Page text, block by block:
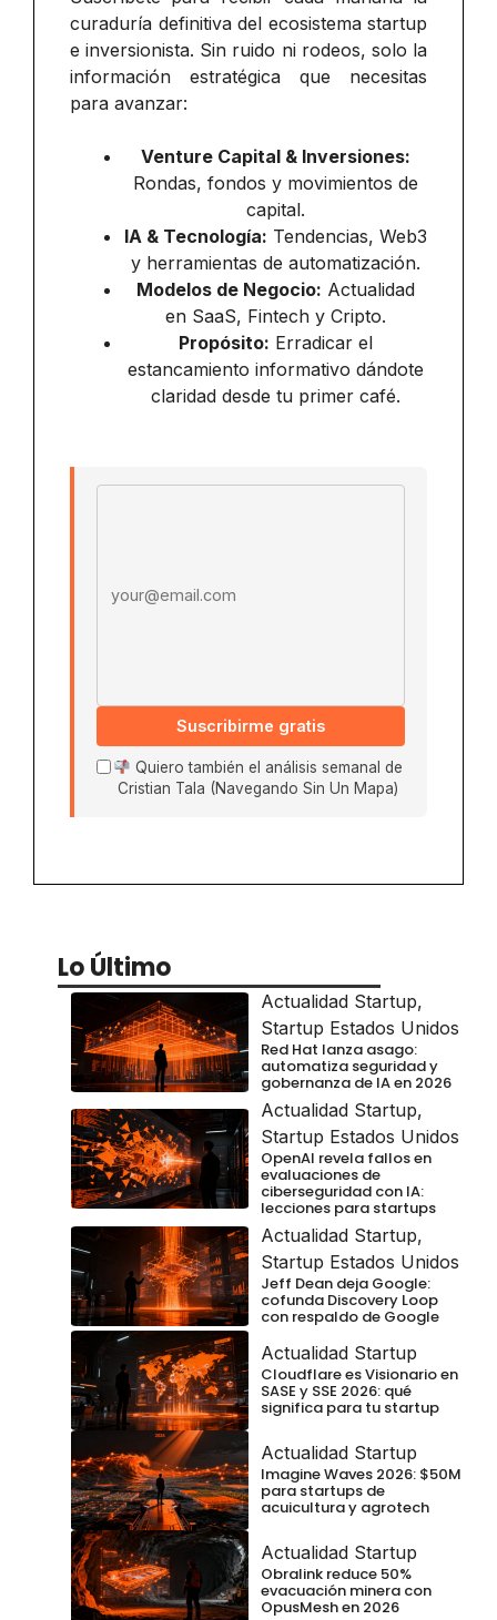
curaduría definitiva del ecosistema startup
e inversionista. Sin ruido ni rodeos, solo la
información estratégica que necesitas
para avanzar:
Venture Capital & Inversiones:
Rondas, fondos y movimientos de
capital.
IA & Tecnología: Tendencias, Web3
y herramientas de automatización.
Modelos de Negocio: Actualidad
en SaaS, Fintech y Cripto.
Propósito: Erradicar el
estancamiento informativo dándote
claridad desde tu primer café.
Suscribirme gratis
Quiero también el análisis semanal de
Cristian Tala (Navegando Sin Un Mapa)
Lo Último
Actualidad Startup,
Startup Estados Unidos
Red Hat lanza asago:
automatiza seguridad y
gobernanza de IA en 2026
Actualidad Startup,
Startup Estados Unidos
OpenAI revela fallos en
evaluaciones de
ciberseguridad con IA:
lecciones para startups
Actualidad Startup,
Startup Estados Unidos
Jeff Dean deja Google:
cofunda Discovery Loop
con respaldo de Google
Actualidad Startup
Cloudflare es Visionario en
SASE y SSE 2026: qué
significa para tu startup
Actualidad Startup
Imagine Waves 2026: $50M
para startups de
acuicultura y agrotech
Actualidad Startup
Obralink reduce 50%
evacuación minera con
OpusMesh en 2026